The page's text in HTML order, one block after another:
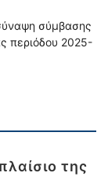
σύμβασης
περιόδου 2025-
της